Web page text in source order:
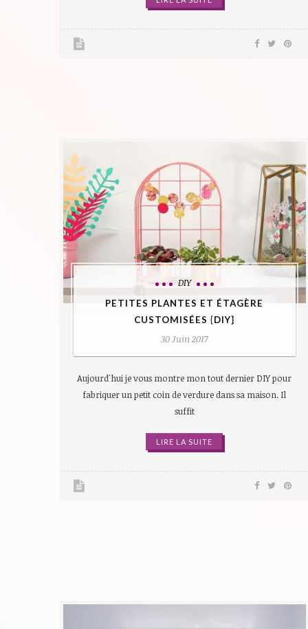
DIY
PETITES PLANTES ET ÉTAGÈRE
CUSTOMISÉES {DIY}
30 Juin 2017
Aujourd'hui je vous montre mon tout dernier DIY pour
fabriquer un petit coin de verdure dans sa maison. Il
suffit
LIRE LA SUITE